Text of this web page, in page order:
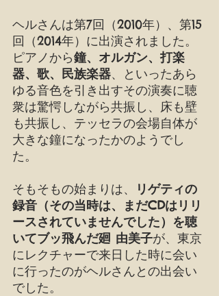
ヘルさんは第7回（2010年）、第15
回（2014年）に出演されました。
ピアノから鐘、オルガン、打楽
器、歌、民族楽器、といったあら
ゆる音色を引き出すその演奏に聴
衆は驚愕しながら共振し、床も壁
も共振し、テッセラの会場自体が
大きな鐘になったかのようでし
た。
そもそもの始まりは、
リゲティの
録音（その当時は、まだCDはリリ
ースされていませんでした）を聴
いてブッ飛んだ廻 由美子が、東京
にレクチャーで来日した時に会い
に行ったのがヘルさんとの出会い
でした。